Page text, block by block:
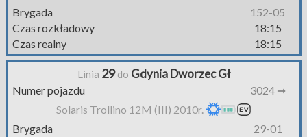
Brygada
152-05
Czas rozkładowy
18:15
Czas realny
18:15
Linia 29do Gdynia Dworzec Gł
Numer pojazdu
3024 ➞
Solaris Trollino 12M (III) 2010r.
Brygada
29-01